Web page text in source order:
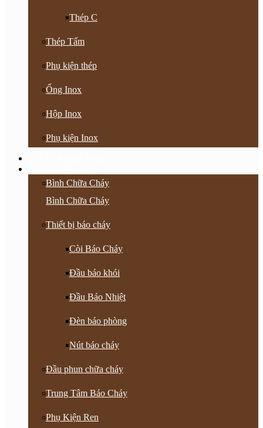
Thép C
Thép Tấm
Phụ kiện thép
Ống Inox
Hộp Inox
Phụ kiện Inox
Bình Chữa Cháy
Bình Chữa Cháy
Thiết bị báo cháy
Còi Báo Cháy
Đầu báo khói
Đầu Báo Nhiệt
Đèn báo phòng
Nút báo cháy
Đầu phun chữa cháy
Trung Tâm Báo Cháy
Phụ Kiện Ren